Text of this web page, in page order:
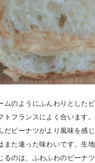
ムのようにふんわりとした
トフランスによく合います
だピーナツがより風味を感
また違った味わいです。生
るのは、ふわふわのピーナ